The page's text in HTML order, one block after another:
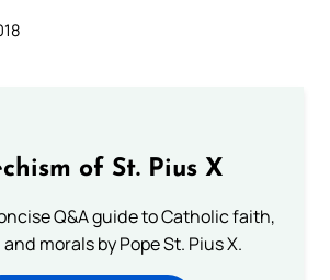
of St. Pius X
Q&A guide to Catholic faith,
morals by Pope St. Pius X.